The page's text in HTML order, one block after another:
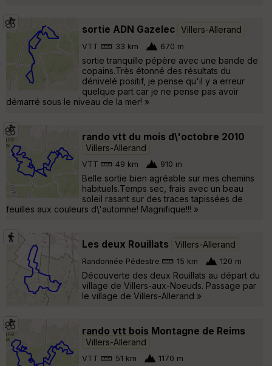
sortie ADN Gazelec Villers-Allerand
VTT 33 km 670 m
sortie tranquille pépère avec une bande de
copains.Très étonné des résultats du
dénivelé positif, je pense qu'il y a erreur
quelque part car je ne pense pas avoir
démarré sous le niveau de la mer! »
rando vtt du mois d\'octobre 2010
Villers-Allerand
VTT 49 km 910 m
Belle sortie bien agréable sur mes chemins
habituels.Temps sec, frais avec un beau
soleil rasant sur des traces tapissées de
feuilles aux couleurs d\'automne! Magnifique!!! »
Les deux Rouillats Villers-Allerand
Randonnée Pédestre 15 km 120 m
Découverte des deux Rouillats au départ du
village de Villers-aux-Noeuds. Passage par
le village de Villers-Allerand »
rando vtt bois Montagne de Reims
Villers-Allerand
VTT 51 km 1170 m